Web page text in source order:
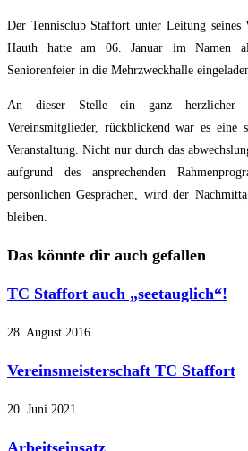
Der Tennisclub Staffort unter Leitung seines
Hauth hatte am 06. Januar im Namen
Seniorenfeier in die Mehrzweckhalle
An dieser Stelle ein ganz herzlicher
Vereinsmitglieder, rückblickend war es eine
Veranstaltung. Nicht nur durch das
aufgrund des ansprechenden
persönlichen Gesprächen, wird der
bleiben.
Das könnte dir auch gefallen
TC Staffort auch „seetauglich“!
28. August 2016
Vereinsmeisterschaft TC Staffort
20. Juni 2021
Arbeitseinsatz